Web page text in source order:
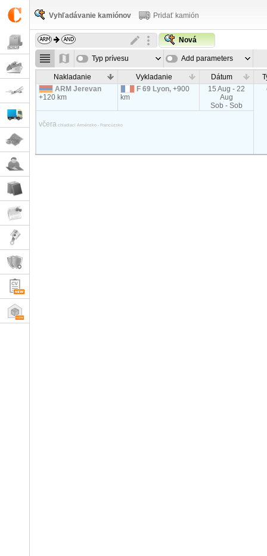
Vyhľadávanie kamiónov Pridať kamión
Nová
Typ prívesu Add parameters
Nakladanie Vykladanie Dátum
ARM Jerevan
+120 km
F 69 Lyon,+900
km
15 Aug - 22
Aug
Sob - Sob
včera chladiaci Arménsko - Francúzsko